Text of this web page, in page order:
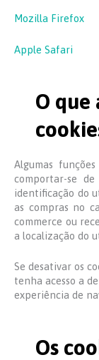
Mozilla Firefox
Apple Safari
O que
Algumas
comportar-se
identificação do
as compras no
commerce ou
a localização do
Se desativar os
tenha acesso a
experiência de
Os